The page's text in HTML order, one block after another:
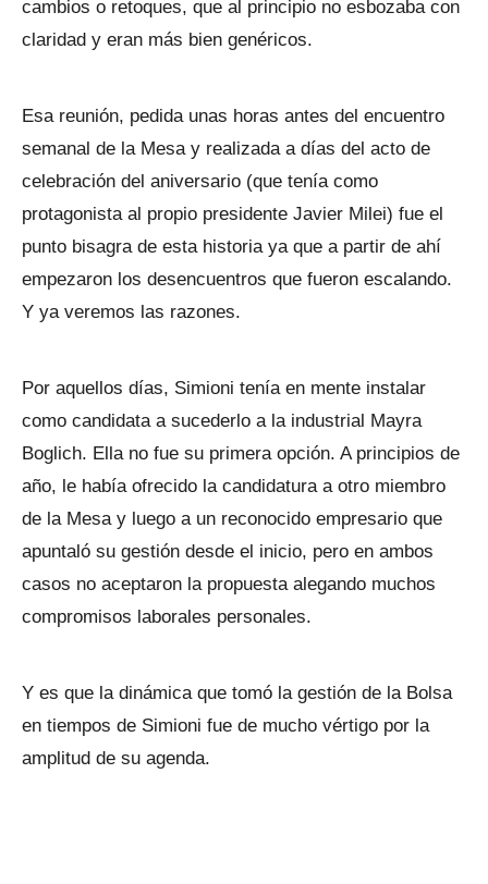
cambios o retoques, que al principio no esbozaba con
claridad y eran más bien genéricos.
Esa reunión, pedida unas horas antes del encuentro
semanal de la Mesa y realizada a días del acto de
celebración del aniversario (que tenía como
protagonista al propio presidente Javier Milei) fue el
punto bisagra de esta historia ya que a partir de ahí
empezaron los desencuentros que fueron escalando.
Y ya veremos las razones.
Por aquellos días, Simioni tenía en mente instalar
como candidata a sucederlo a la industrial Mayra
Boglich. Ella no fue su primera opción. A principios de
año, le había ofrecido la candidatura a otro miembro
de la Mesa y luego a un reconocido empresario que
apuntaló su gestión desde el inicio, pero en ambos
casos no aceptaron la propuesta alegando muchos
compromisos laborales personales.
Y es que la dinámica que tomó la gestión de la Bolsa
en tiempos de Simioni fue de mucho vértigo por la
amplitud de su agenda.